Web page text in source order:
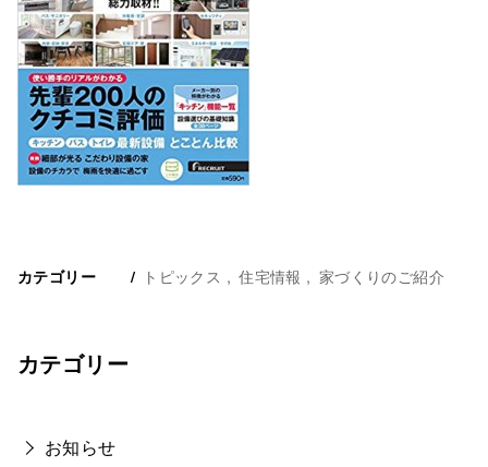
カテゴリー トピックス 住宅情報 家づくりのご紹介
カテゴリー
お知らせ